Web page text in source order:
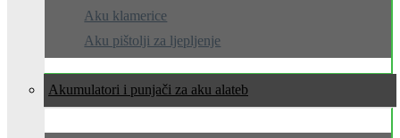
Aku klamerice
Aku pištolji za ljepljenje
Akumulatori i punjači za aku alate